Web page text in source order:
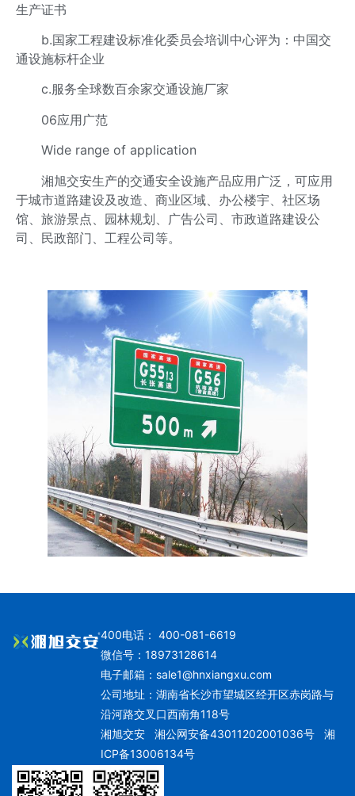
生产证书
b.国家工程建设标准化委员会培训中心评为：中国交
通设施标杆企业
c.服务全球数百余家交通设施厂家
06应用广范
Wide range of application
湘旭交安生产的交通安全设施产品应用广泛，可应用
于城市道路建设及改造、商业区域、办公楼宇、社区场
馆、旅游景点、园林规划、广告公司、市政道路建设公
司、民政部门、工程公司等。
400电话： 400-081-6619
微信号：18973128614
电子邮箱： sale1@hnxiangxu.com
公司地址：湖南省长沙市望城区经开区赤岗路与
沿河路交叉口西南角118号
湘旭交安湘公网安备43011202001036号
湘
ICP备13006134号